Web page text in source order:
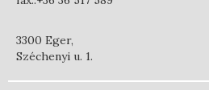
3300 Eger,
Széchenyi u. 1.